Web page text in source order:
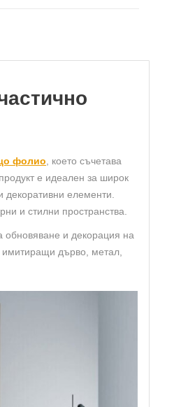
фолио , което съчетава
е идеален за широк
елементи.
и стилни пространства.
обновяване и декорация на
имитиращи дърво, метал,